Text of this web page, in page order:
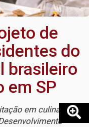
de
do
brasileiro
em SP
em culinária